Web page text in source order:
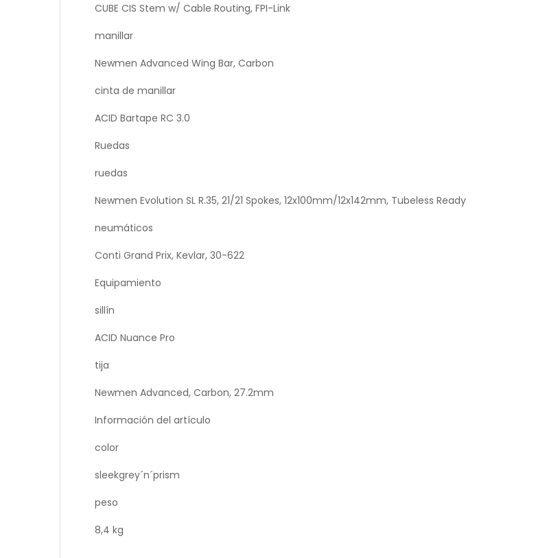
CUBE CIS Stem w/ Cable Routing, FPI-Link
manillar
Newmen Advanced Wing Bar, Carbon
cinta de manillar
ACID Bartape RC 3.0
Ruedas
ruedas
Newmen Evolution SL R.35, 21/21 Spokes, 12x100mm/12x142mm, Tubeless Ready
neumáticos
Conti Grand Prix, Kevlar, 30-622
Equipamiento
sillín
ACID Nuance Pro
tija
Newmen Advanced, Carbon, 27.2mm
Información del artículo
color
sleekgrey´n´prism
peso
8,4 kg